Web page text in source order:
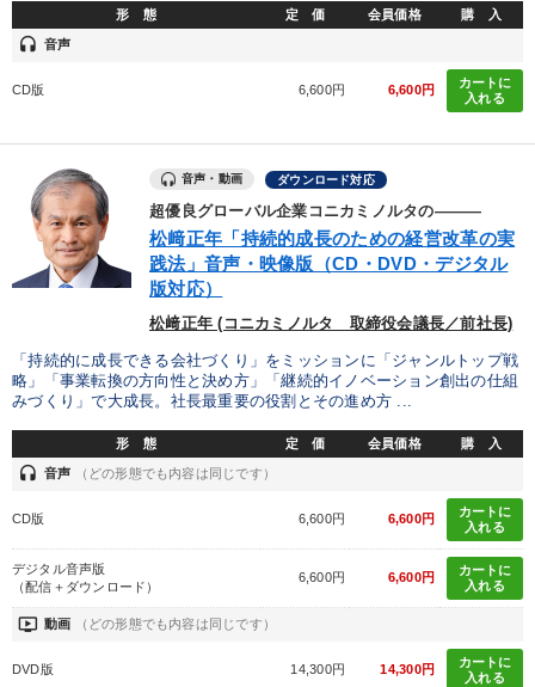
形 態 定 価 会員価格 購 入
headset 音声
CD版 6,600円 6,600円
カートに
入れる
音声・動画 ダウンロード対応
超優良グローバル企業コニカミノルタの―――
松﨑正年「持続的成長のための経営改革の実
践法」音声・映像版（CD・DVD・デジタル
版対応）
松﨑正年 (コニカミノルタ 取締役会議長／前社長)
「持続的に成長できる会社づくり」をミッションに「ジャンルトップ戦
略」「事業転換の方向性と決め方」「継続的イノベーション創出の仕組
みづくり」で大成長。社長最重要の役割とその進め方 ...
形 態 定 価 会員価格 購 入
headset 音声 （どの形態でも内容は同じです）
CD版 6,600円 6,600円
カートに
入れる
デジタル音声版
（配信＋ダウンロード）
6,600円 6,600円
カートに
入れる
ondemand_video 動画 （どの形態でも内容は同じです）
DVD版 14,300円 14,300円
カートに
入れる